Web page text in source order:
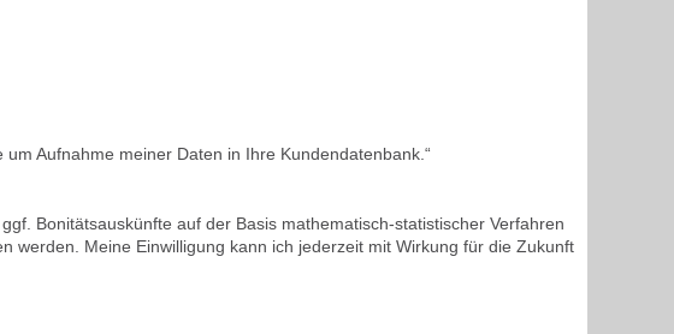
Aufnahme meiner Daten in Ihre Kundendatenbank.“
Bonitätsauskünfte auf der Basis mathematisch-statistischer Verfahren
werden. Meine Einwilligung kann ich jederzeit mit Wirkung für die Zukunft